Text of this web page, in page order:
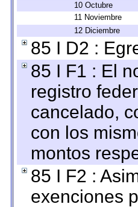
10 Octubre
11 Noviembre
12 Diciembre
85 I D2 :
85 I F1 : El
registro
cancelado,
con los
montos
85 I F2 :
exenciones